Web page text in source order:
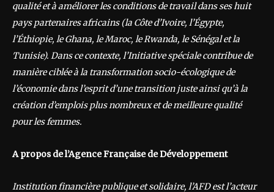
qualité et à améliorer les conditions de travail dans ses huit
pays partenaires africains (la Côte d’Ivoire, l’Égypte,
l’Éthiopie, le Ghana, le Maroc, le Rwanda, le Sénégal et la
Tunisie). Dans ce contexte, l’Initiative spéciale contribue de
manière ciblée à la transformation socio-écologique de
l’économie dans l’esprit d’une transition juste ainsi qu’à la
création d’emplois plus nombreux et de meilleure qualité
pour les femmes.
Apropos de l’Agence Française de Développement
Institution financière publique et solidaire, l’AFD est l’acteur